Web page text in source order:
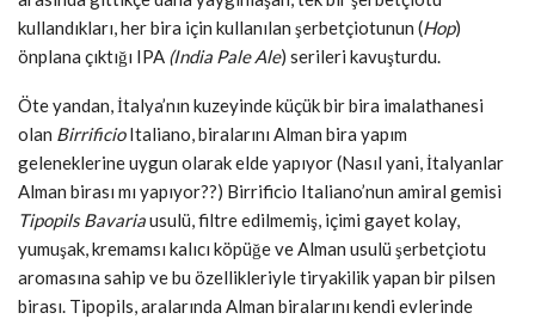
kullandıkları, her bira için kullanılan şerbetçiotunun (Hop)
önplana çıktığı IPA (India Pale Ale) serileri kavuşturdu.
Öte yandan, İtalya’nın kuzeyinde küçük bir bira imalathanesi
olan BirrificioItaliano, biralarını Alman bira yapım
geleneklerine uygun olarak eldeyapıyor (Nasıl yani, İtalyanlar
Alman birası mı yapıyor??) Birrificio Italiano’nun amiral gemisi
Tipopils Bavariausulü, filtre edilmemiş, içimi gayet kolay,
yumuşak, kremamsı kalıcı köpüğe ve Alman usulü şerbetçiotu
aromasına sahip ve bu özellikleriyle tiryakilik yapan bir pilsen
birası. Tipopils, aralarında Alman biralarını kendi evlerinde